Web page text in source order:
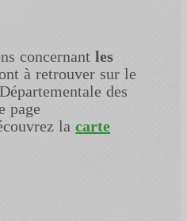
concernantles
à retrouver sur le
des
page
lacarte